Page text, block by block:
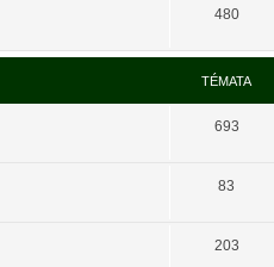
480
TÉMATA
693
83
203